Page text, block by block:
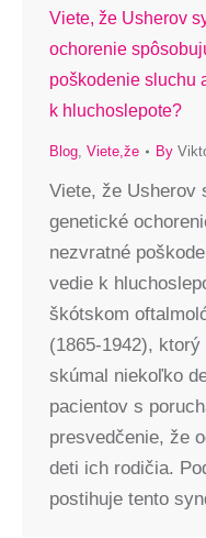
Viete, že Usherov
ochorenie
poškodenie sluchu
k hluchoslepote?
Blog, Viete,že By
Viete, že Usherov
genetické
nezvratné
vedie k
škótskom
(1865-1942),
skúmal niekoľko
pacientov s
presvedčenie, že
deti ich rodičia.
postihuje tento